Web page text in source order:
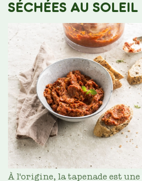
SÉCHÉES AU SOLEIL
À l'origine, la tapenade est